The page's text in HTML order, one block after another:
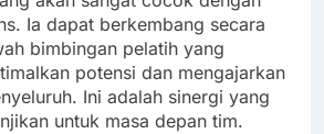
Ia dapat berkembang secara
bimbingan pelatih yang
potensi dan mengajarkan
Ini adalah sinergi yang
untuk masa depan tim.